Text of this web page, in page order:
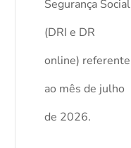
Segurança Social
(DRI e DR
online) referente
ao mês de julho
de 2026.